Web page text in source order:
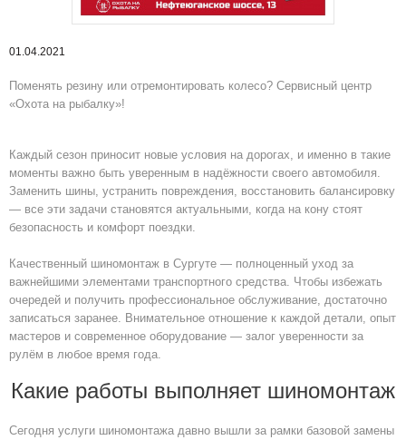
01.04.2021
Поменять резину или отремонтировать колесо? Сервисный центр
«Охота на рыбалку»!
Каждый сезон приносит новые условия на дорогах, и именно в такие
моменты важно быть уверенным в надёжности своего автомобиля.
Заменить шины, устранить повреждения, восстановить балансировку
— все эти задачи становятся актуальными, когда на кону стоят
безопасность и комфорт поездки.
Качественный шиномонтаж в Сургуте — полноценный уход за
важнейшими элементами транспортного средства. Чтобы избежать
очередей и получить профессиональное обслуживание, достаточно
записаться заранее. Внимательное отношение к каждой детали, опыт
мастеров и современное оборудование — залог уверенности за
рулём в любое время года.
Какие работы выполняет шиномонтаж
Сегодня услуги шиномонтажа давно вышли за рамки базовой замены